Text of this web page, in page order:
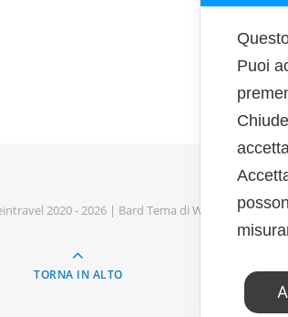
2020 - 2026 | Bard Tema di WP Royal.
TORNA IN ALTO
Puoi